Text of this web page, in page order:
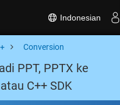
Indonesian
Conversion
PPT, PPTX ke
C++ SDK